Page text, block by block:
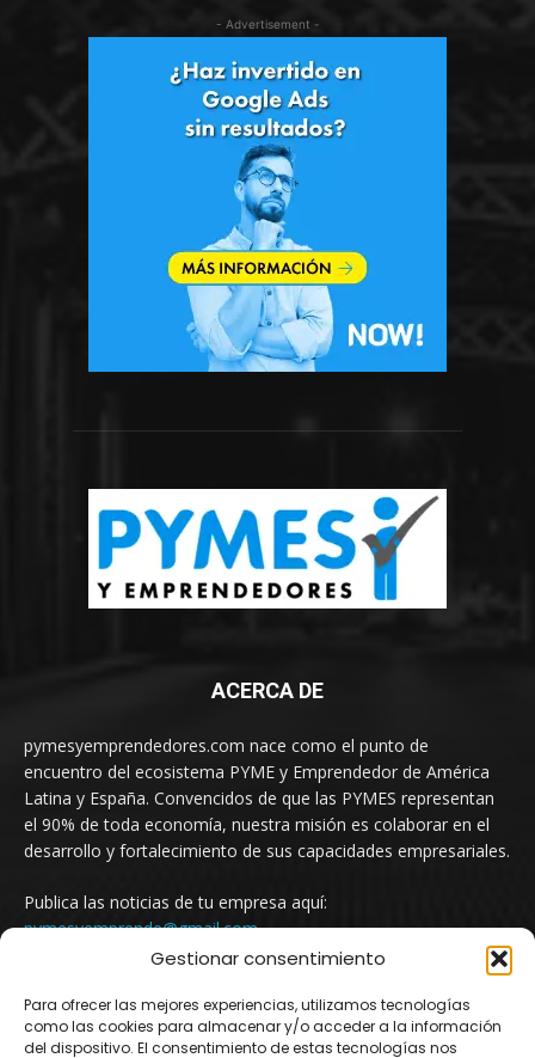
Gestionar consentimiento
Para ofrecer las mejores experiencias, utilizamos tecnologías
como las cookies para almacenar y/o acceder a la información
del dispositivo. El consentimiento de estas tecnologías nos
- Advertisement -
ACERCA DE
pymesyemprendedores.com nace como el punto de
encuentro del ecosistema PYME y Emprendedor de América
Latina y España. Convencidos de que las PYMES representan
el 90% de toda economía, nuestra misión es colaborar en el
desarrollo y fortalecimiento de sus capacidades empresariales.
Publica las noticias de tu empresa aquí:
pymesyemprende@gmail.com
SÍGUENOS